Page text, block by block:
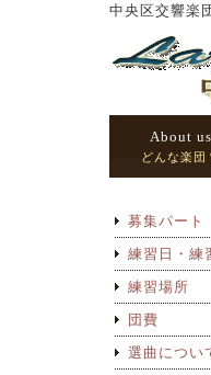
中央区交響楽
About us
どんな楽団
募集パート
練習日・練
練習場所
団費
選曲につい